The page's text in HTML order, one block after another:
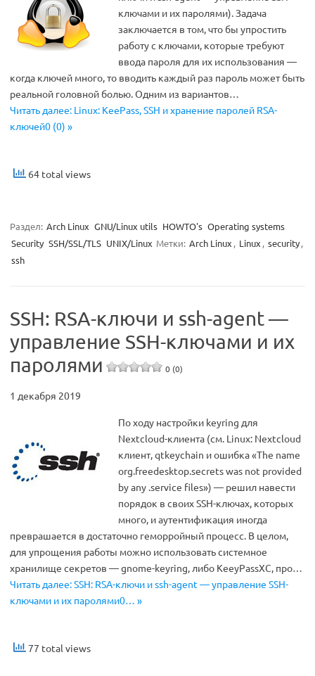
ключами и их паролями). Задача
заключается в том, что бы упростить
работу с ключами, которые требуют
ввода пароля для их использования —
когда ключей много, то вводить каждый раз пароль может быть
реальной головной болью. Одним из вариантов…
Читать далее: Linux: KeePass, SSH и хранение паролей RSA-
ключей0 (0) »
64 total views
Раздел: Arch Linux GNU/Linux utils HOWTO's Operating systems
Security SSH/SSL/TLS UNIX/Linux Метки: Arch Linux , Linux , security,
ssh
SSH: RSA-ключи и ssh-agent —
управление SSH-ключами и их
паролями
0 (0)
1 декабря 2019
По ходу настройки keyring для
Nextcloud-клиента (см. Linux: Nextcloud
клиент, qtkeychain и ошибка «The name
org.freedesktop.secrets was not provided
by any .service files») — решил навести
порядок в своих SSH-ключах, которых
много, и аутентификация иногда
преврашается в достаточно геморройный процесс. В целом,
для упрощения работы можно использовать системное
хранилище секретов — gnome-keyring, либо KeeyPassXC, про…
Читать далее: SSH: RSA-ключи и ssh-agent — управление SSH-
ключами и их паролями0… »
77 total views